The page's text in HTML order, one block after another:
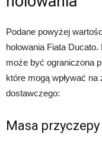
Podane powyżej
holowania Fiata
może być ograniczona
które mogą wpływać
dostawczego:
Masa przyczepy